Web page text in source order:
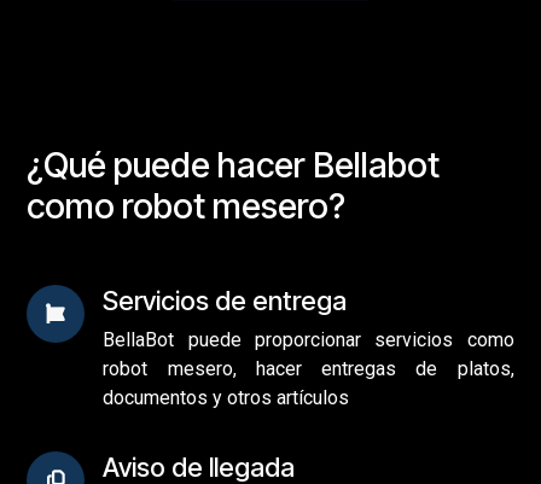
¿Qué puede hacer Bellabot
como robot mesero?
Servicios de entrega
BellaBot puede proporcionar servicios como
robot mesero, hacer entregas de platos,
documentos y otros artículos
Aviso de llegada